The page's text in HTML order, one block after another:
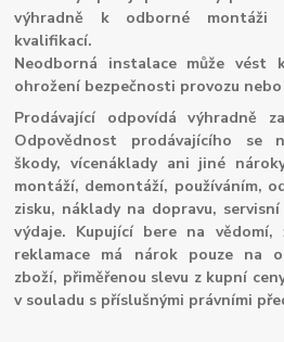
výhradně k odborné montáži
kvalifikací.
Neodborná instalace může vést
ohrožení bezpečnosti provozu
Prodávající odpovídá výhradně
Odpovědnost prodávajícího se
škody, vícenáklady ani jiné
montáží, demontáží, používáním,
zisku, náklady na dopravu,
výdaje. Kupující bere na
reklamace má nárok pouze na
zboží, přiměřenou slevu z kupní
v souladu s příslušnými právními